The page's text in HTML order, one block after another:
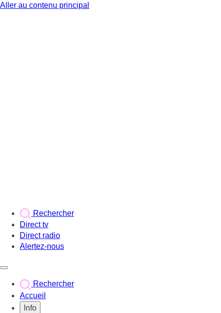
Aller au contenu principal
Rechercher
Direct tv
Direct radio
Alertez-nous
Rechercher
Accueil
Info